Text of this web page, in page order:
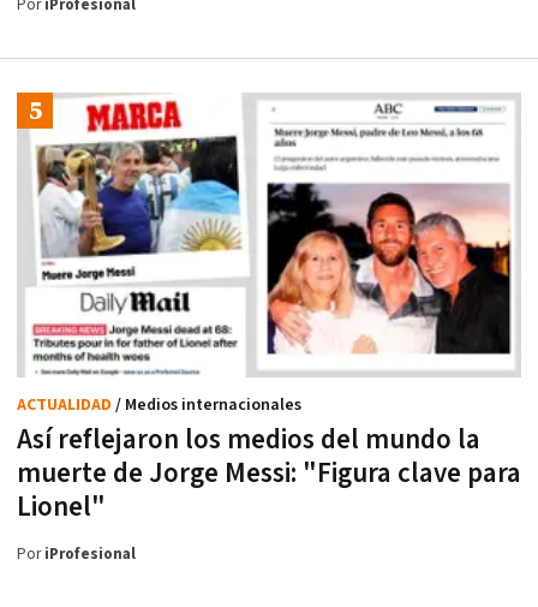
PoriProfesional
Así reflejaron los medios del mundo la
muerte de Jorge Messi: "Figura clave para
Lionel"
ACTUALIDAD / Medios internacionales
PoriProfesional